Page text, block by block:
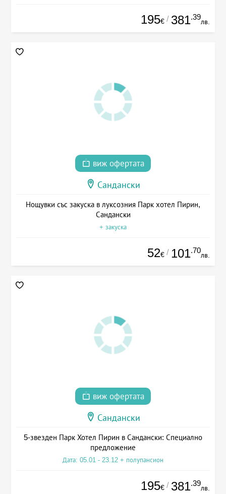
195€ / 381.39
лв.
виж офертата
Сандански
Нощувки със закуска в луксозния Парк хотел Пирин,
Сандански
+ закуска
52€ / 101.70
лв.
виж офертата
Сандански
5-звезден Парк Хотел Пирин в Сандански: Специално
предложение
Дата: 05.01 - 23.12 + полупансион
195€ / 381.39
лв.